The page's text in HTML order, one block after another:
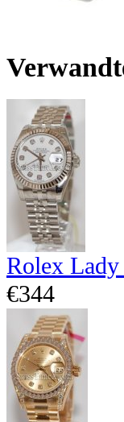
Rolex
€344